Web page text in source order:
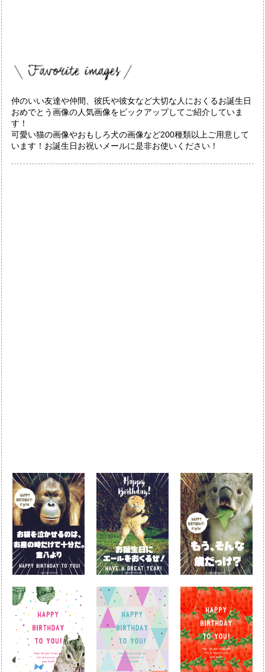
仲のいい友達や仲間、彼氏や彼女など大切な人におくるお誕生日
おめでとう画像の人気画像をピックアップしてご紹介していま
す！
可愛い猫の画像やおもしろ犬の画像など200種類以上ご用意して
います！お誕生日お祝いメールに是非お使いください！